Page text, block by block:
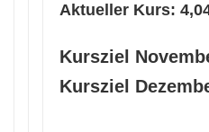
Aktueller Kurs:
Kursziel
Kursziel